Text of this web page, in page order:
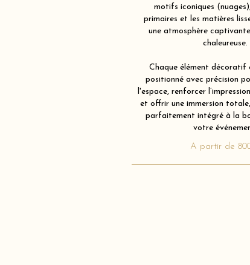
motifs iconiques
primaires et les matières
une atmosphère
chaleureuse.
Chaque élément décoratif
positionné avec précision
l'espace, renforcer
et offrir une immersion
parfaitement intégré à la
votre
A partir de